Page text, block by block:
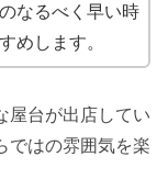
なるべく早い時
めします。
屋台が出店してい
ではの雰囲気を楽